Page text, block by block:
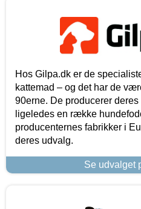
Hos Gilpa.dk er de
kattemad – og det har de
90erne. De producerer
ligeledes en række
producenternes fabrikker i
deres udvalg.
Se udvalget